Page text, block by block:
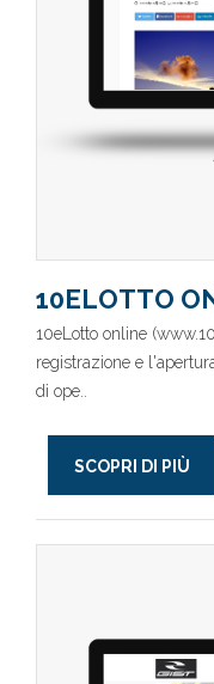
10ELOTTO
10eLotto online
registrazione e
di ope..
SCOPRI DI PIÙ